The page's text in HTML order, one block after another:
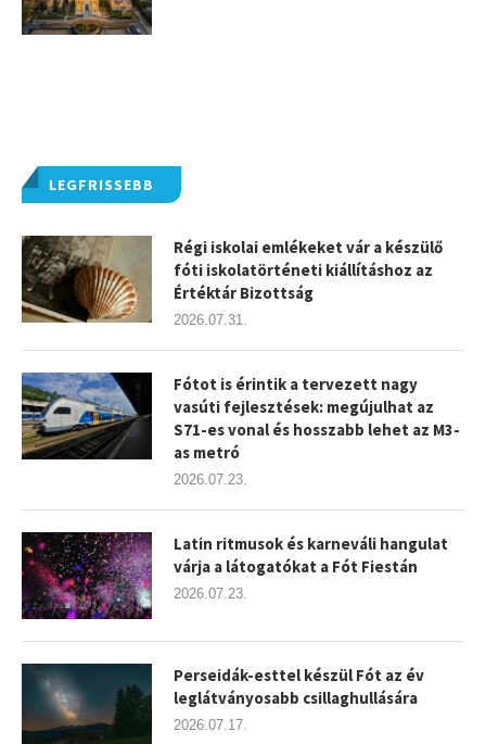
LEGFRISSEBB
Régi iskolai emlékeket vár a készülő
fóti iskolatörténeti kiállításhoz az
Értéktár Bizottság
2026.07.31.
Fótot is érintik a tervezett nagy
vasúti fejlesztések: megújulhat az
S71-es vonal és hosszabb lehet az M3-
as metró
2026.07.23.
Latin ritmusok és karneváli hangulat
várja a látogatókat a Fót Fiestán
2026.07.23.
Perseidák-esttel készül Fót az év
leglátványosabb csillaghullására
2026.07.17.